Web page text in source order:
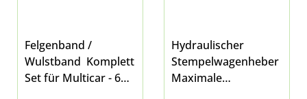
Felgenband /
Wulstband Komplett
Set für Multicar - 6
Hydraulischer
Stempelwagenheber
Maximale